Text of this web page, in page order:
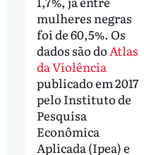
mulheres negras
foi de 60,5%. Os
dados são do Atlas
da Violência
publicado em 2017
pelo Instituto de
Pesquisa
Econômica
Aplicada (Ipea) e